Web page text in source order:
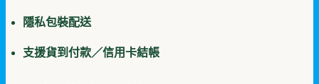
隱私包裝配送
支援貨到付款／信用卡結帳